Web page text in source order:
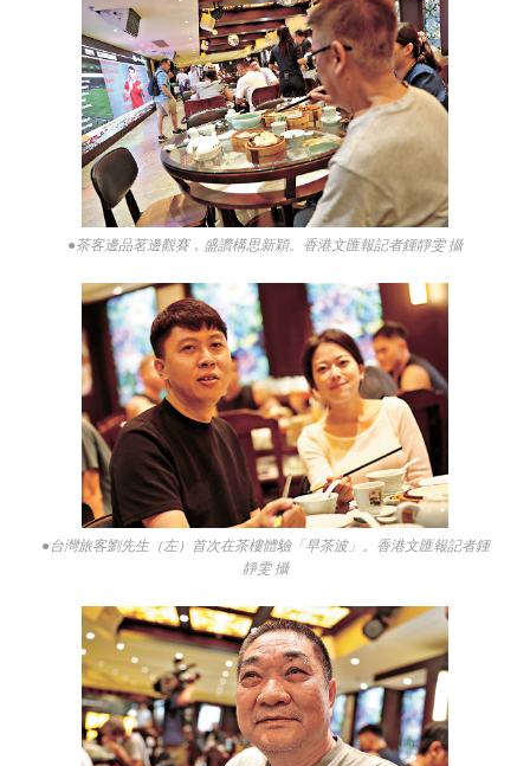
●茶客邊品茗邊觀賽，盛讚構思新穎。香港文匯報記者鍾靜雯 攝
●台灣旅客劉先生（左）首次在茶樓體驗「早茶波」。香港文匯報記者鍾
靜雯 攝